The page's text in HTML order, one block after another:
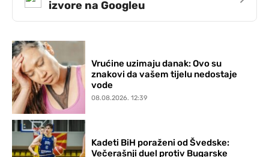
izvore na Googleu
Vrućine uzimaju danak: Ovo su
znakovi da vašem tijelu nedostaje
vode
08.08.2026. 12:39
Kadeti BiH poraženi od Švedske:
Večerašnji duel protiv Bugarske